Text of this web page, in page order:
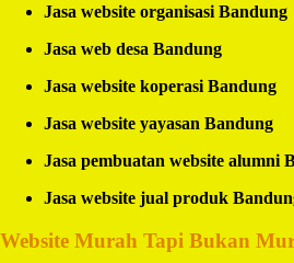
Jasa website organisasi Bandung
Jasa web desa Bandung
Jasa website koperasi Bandung
Jasa website yayasan Bandung
Jasa pembuatan website alumni
Jasa website jual produk
Website Murah Tapi Bukan